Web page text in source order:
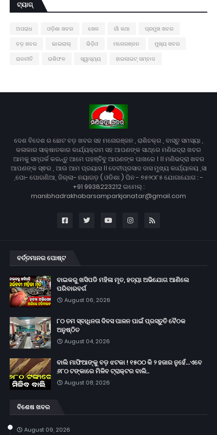
ଟ୍ୟାଗ୍
ଅପରାଧ ଓଡ଼ିଶା ଖବର ଖେଳ ଗାଁ କଥା
ପ୍ରମୁଖ ଖବର
ବଡ଼ ଖବର
ଭାଇରାଲ୍ ଭିଡ଼ିଓ ମନୋରଞ୍ଜନ
ମୁଖ୍ୟ ଖବର
ରାଜନୀତି
ରାଶିଫଳ ସ୍ୱାସ୍ଥ୍ୟ ହାଇଲାଇଟ୍ ସମ୍ବାଦ
ଦେଶ ବିଦେଶ ର ଛୋଟ ବଡ଼ ଖବର ସହ ମନୋରଞ୍ଜନ , ରାଶିଚକ୍ର , ବାସ୍ତୁ ସମସ୍ୟା ,
କଳାକାର ସାକ୍ଷାତକାର କାର୍ଯ୍ୟକ୍ରମ ସହ ଆପଣଙ୍କ ସାଥ୍‌ରେ ମଣିଭଦ୍ରା ଖବର
ଆମକୁ ସମ୍ପର୍କ କରନ୍ତୁ ଆମେ ପହଞ୍ଚିବୁ ଆପଣଙ୍କ ପାଖରେ । ।। ମଣିଭଦ୍ରା ଖବର
ଆପଣଙ୍କ ସ୍ଵର , ଆଉ ଆମ ପ୍ରୟାସ ।। ଦେବୀପ୍ରସାଦ ଦାସ ମୁଖ୍ୟ କାର୍ଯ୍ୟାଳୟ ,ସା
,ପୋ- ପୋଗଣିଆ, ଜିଲ୍ଲା- ନୟାଗଡ଼ ( ଓଡିଶା ) ପିନ - ୭୫୨୦୮୫ ଯୋଗାଯୋଗ : -
+91 9938223212 ଇମେଲ୍ :
manibhadrakhabarsamparkjanatar@gmail.com
ବର୍ତ୍ତମାନର ପୋଷ୍ଟ
ବାଇକରୁ ଖସିପଡି ମହିଳା ମୃତ, ହତ୍ୟା ଅଭିଯୋଗ ଆଣିଲେ
ପରିବାରବର୍ଗ
August 06, 2026
୮୦ ତମ ସ୍ବାଧିନତା ଦିବସ ପାଳନ ପାଇଁ ପ୍ରସ୍ତୁତି ବୈଠକ
ଅନୁଷ୍ଠିତ
August 04, 2026
ବାଲି ମାଫିଆଙ୍କୁ ବଡ଼ ଝଟକା ! ୧୫୦୦ କି ୨ ହଜାର ନୁହେଁ...ଏବେ
୬୮୦ ଟଙ୍କାରେ ମିଳିବ ଟ୍ରାକ୍ଟର ବାଲି..
August 08, 2026
ବିଶେଷ ଖବର
August 09, 2026